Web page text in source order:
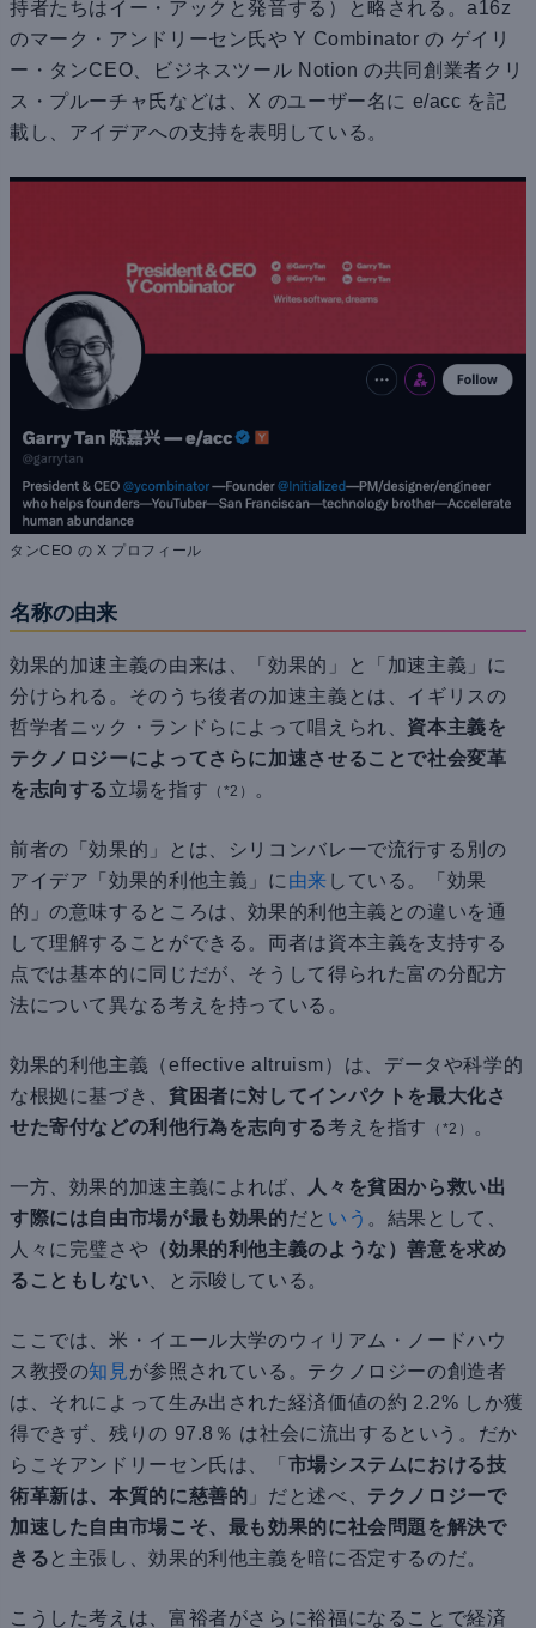
持者たちはイー・アックと発音する）と略される。a16z
のマーク・アンドリーセン氏や Y Combinator の ゲイリ
ー・タンCEO、ビジネスツール Notion の共同創業者クリ
ス・プルーチャ氏などは、X のユーザー名に e/acc を記
載し、アイデアへの支持を表明している。
タンCEO の X プロフィール
名称の由来
効果的加速主義の由来は、「効果的」と「加速主義」に
分けられる。そのうち後者の加速主義とは、イギリスの
哲学者ニック・ランドらによって唱えられ、 資本主義を
テクノロジーによってさらに加速させることで社会変革
を志向する立場を指す （*2） 。
前者の「効果的」とは、シリコンバレーで流行する別の
アイデア「効果的利他主義」に 由来 している。「効果
的」の意味するところは、効果的利他主義との違いを通
して理解することができる。両者は資本主義を支持する
点では基本的に同じだが、そうして得られた富の分配方
法について異なる考えを持っている。
効果的利他主義（effective altruism）は、データや科学的
な根拠に基づき、 貧困者に対してインパクトを最大化さ
せた寄付などの利他行為を志向する考えを指す （*2） 。
一方、効果的加速主義によれば、
人々を貧困から救い出
す際には自由市場が最も効果的だと いう 。結果として、
人々に完璧さや （効果的利他主義のような）善意を求め
ることもしない 、と示唆している。
ここでは、米・イエール大学のウィリアム・ノードハウ
ス教授の知見が参照されている。テクノロジーの創造者
は、それによって生み出された経済価値の約 2.2% しか獲
得できず、残りの 97.8％ は社会に流出するという。だか
らこそアンドリーセン氏は、「 市場システムにおける技
術革新は、本質的に慈善的 」だと述べ、 テクノロジーで
加速した自由市場こそ、最も効果的に社会問題を解決で
きる と主張し、効果的利他主義を暗に否定するのだ。
こうした考えは、富裕者がさらに裕福になることで経済